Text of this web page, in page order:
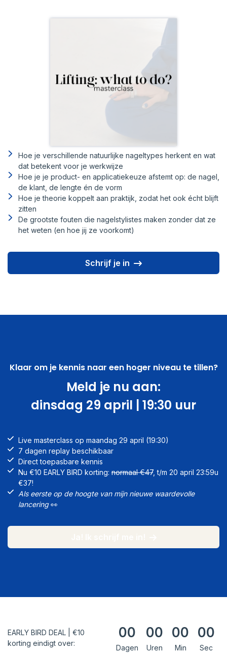
Hoe je verschillende natuurlijke nageltypes herkent en wat
dat betekent voor je werkwijze
Hoe je je product- en applicatiekeuze afstemt op: de nagel,
de klant, de lengte én de vorm
Hoe je theorie koppelt aan praktijk, zodat het ook écht blijft
zitten
De grootste fouten die nagelstylistes maken zonder dat ze
het weten (en hoe jij ze voorkomt)
Schrijf je in
Klaar om je kennis naar een hoger niveau te tillen?
Meld je nu aan:
dinsdag 29 april | 19:30 uur
Live masterclass op maandag 29 april (19:30)
7 dagen replay beschikbaar
Direct toepasbare kennis
Nu €10 EARLY BIRD korting: normaal €47, t/m 20 april 23:59u
€37!
Als eerste op de hoogte van mijn nieuwe waardevolle
lancering👀
EARLY BIRD DEAL | €10
korting eindigt over:
00
Dagen
00
Uren
00
Min
00
Sec